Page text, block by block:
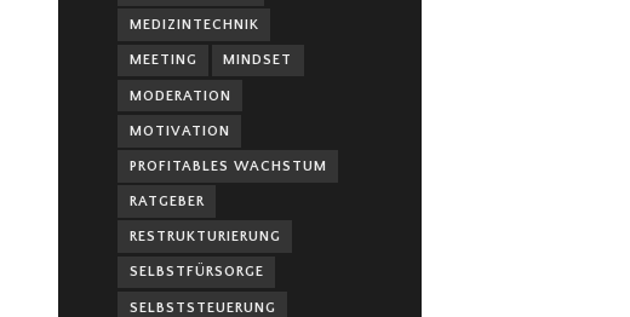
MEDIZINTECHNIK
MEETING MINDSET
MODERATION
MOTIVATION
PROFITABLES WACHSTUM
RATGEBER
RESTRUKTURIERUNG
SELBSTFÜRSORGE
SELBSTSTEUERUNG